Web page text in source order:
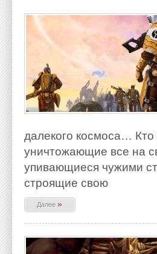
далекого космоса…
уничтожающие все на
упивающиеся чужими
строящие свою
Далее»